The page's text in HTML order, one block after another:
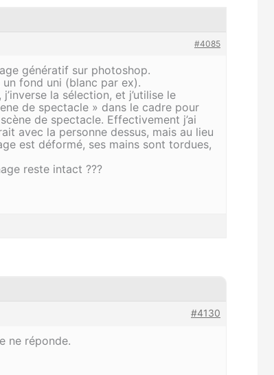
#4085
génératif sur photoshop.
fond uni (blanc par ex).
la sélection, et j’utilise le
de spectacle » dans le cadre pour
de spectacle. Effectivement j’ai
avec la personne dessus, mais au lieu
est déformé, ses mains sont tordues,
reste intact ???
#4130
ne réponde.